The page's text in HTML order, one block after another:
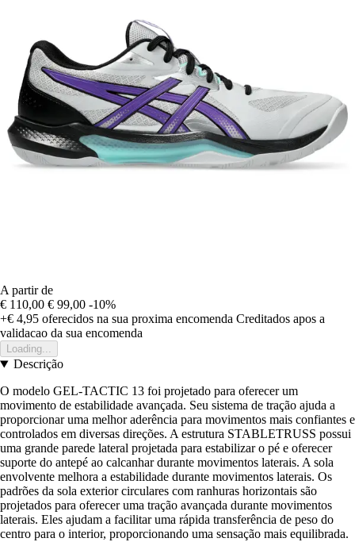
A partir de
€ 110,00 € 99,00 -10%
+€ 4,95 oferecidos na sua proxima encomenda Creditados apos a
validacao da sua encomenda
Loading...
Descrição
O modelo GEL-TACTIC 13 foi projetado para oferecer um
movimento de estabilidade avançada. Seu sistema de tração ajuda a
proporcionar uma melhor aderência para movimentos mais confiantes e
controlados em diversas direções. A estrutura STABLETRUSS possui
uma grande parede lateral projetada para estabilizar o pé e oferecer
suporte do antepé ao calcanhar durante movimentos laterais. A sola
envolvente melhora a estabilidade durante movimentos laterais. Os
padrões da sola exterior circulares com ranhuras horizontais são
projetados para oferecer uma tração avançada durante movimentos
laterais. Eles ajudam a facilitar uma rápida transferência de peso do
centro para o interior, proporcionando uma sensação mais equilibrada.